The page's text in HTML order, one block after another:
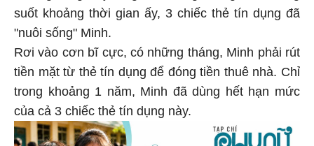
suốt khoảng thời gian ấy, 3 chiếc thẻ tín dụng đã
"nuôi sống" Minh.
Rơi vào cơn bĩ cực, có những tháng, Minh phải rút
tiền mặt từ thẻ tín dụng để đóng tiền thuê nhà. Chỉ
trong khoảng 1 năm, Minh đã dùng hết hạn mức
của cả 3 chiếc thẻ tín dụng này.